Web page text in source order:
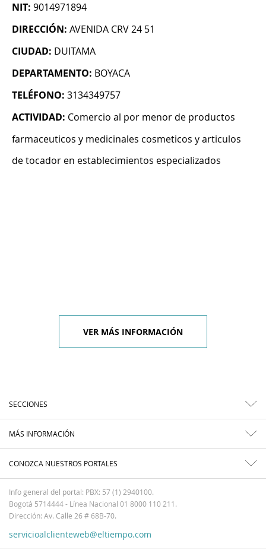
NIT: 9014971894
DIRECCIÓN: AVENIDA CRV 24 51
CIUDAD: DUITAMA
DEPARTAMENTO: BOYACA
TELÉFONO: 3134349757
ACTIVIDAD: Comercio al por menor de productos
farmaceuticos y medicinales cosmeticos y articulos
de tocador en establecimientos especializados
VER MÁS INFORMACIÓN
SECCIONES
MÁS INFORMACIÓN
CONOZCA NUESTROS PORTALES
Info general del portal: PBX: 57 (1) 2940100.
Bogotá 5714444 - Línea Nacional 01 8000 110 211.
Dirección: Av. Calle 26 # 68B-70.
servicioalclienteweb@eltiempo.com